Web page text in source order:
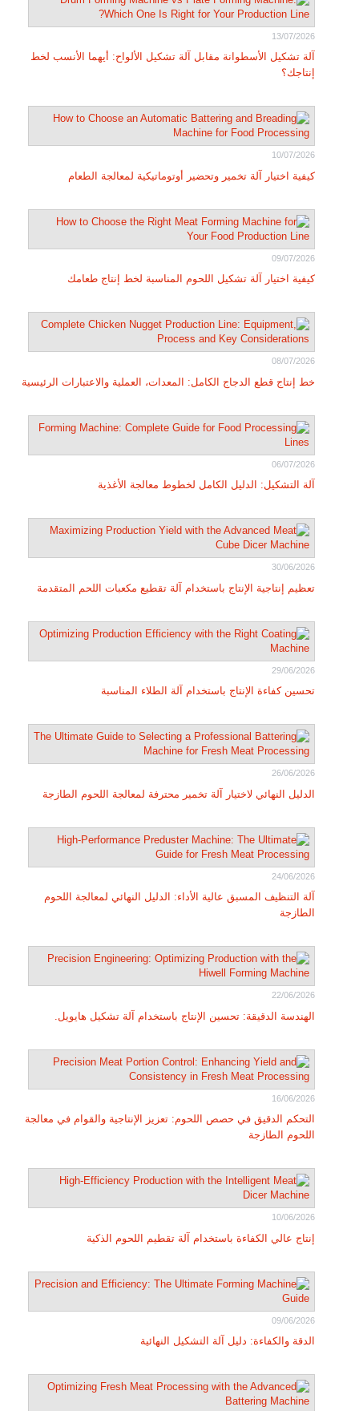
13/07/2026
آلة تشكيل الأسطوانة مقابل آلة تشكيل الألواح: أيهما الأنسب لخط
إنتاجك؟
10/07/2026
كيفية اختيار آلة تخمير وتحضير أوتوماتيكية لمعالجة الطعام
09/07/2026
كيفية اختيار آلة تشكيل اللحوم المناسبة لخط إنتاج طعامك
08/07/2026
خط إنتاج قطع الدجاج الكامل: المعدات، العملية والاعتبارات الرئيسية
06/07/2026
آلة التشكيل: الدليل الكامل لخطوط معالجة الأغذية
30/06/2026
تعظيم إنتاجية الإنتاج باستخدام آلة تقطيع مكعبات اللحم المتقدمة
29/06/2026
تحسين كفاءة الإنتاج باستخدام آلة الطلاء المناسبة
26/06/2026
الدليل النهائي لاختيار آلة تخمير محترفة لمعالجة اللحوم الطازجة
24/06/2026
آلة التنظيف المسبق عالية الأداء: الدليل النهائي لمعالجة اللحوم
الطازجة
22/06/2026
الهندسة الدقيقة: تحسين الإنتاج باستخدام آلة تشكيل هايويل.
16/06/2026
التحكم الدقيق في حصص اللحوم: تعزيز الإنتاجية والقوام في معالجة
اللحوم الطازجة
10/06/2026
إنتاج عالي الكفاءة باستخدام آلة تقطيم اللحوم الذكية
09/06/2026
الدقة والكفاءة: دليل آلة التشكيل النهائية